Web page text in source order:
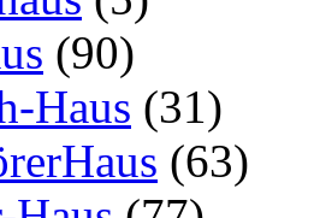
(90)
Haus (31)
(63)